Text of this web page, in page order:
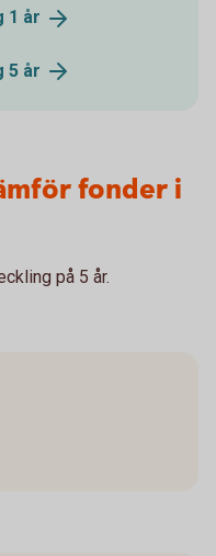
1 år
5 år
fonder i
på 5 år.